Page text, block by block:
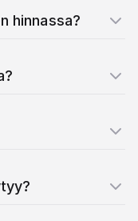
hinnassa?